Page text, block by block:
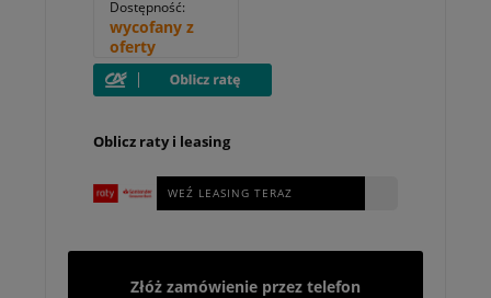
Dostępność:
wycofany z
oferty
Oblicz raty i leasing
WEŹ LEASING TERAZ
Złóż zamówienie przez telefon